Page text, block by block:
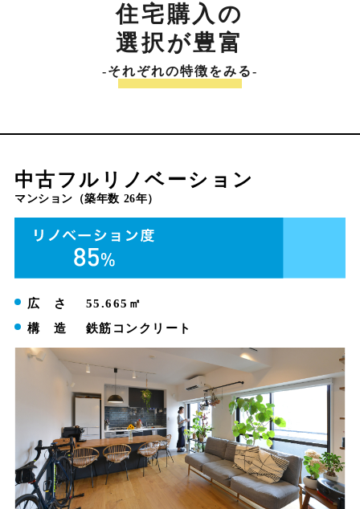
住宅購入の
選択が豊富
-それぞれの特徴をみる-
中古フルリノベーション
マンション（築年数 26年）
広 さ
55.665㎡
構 造
鉄筋コンクリート